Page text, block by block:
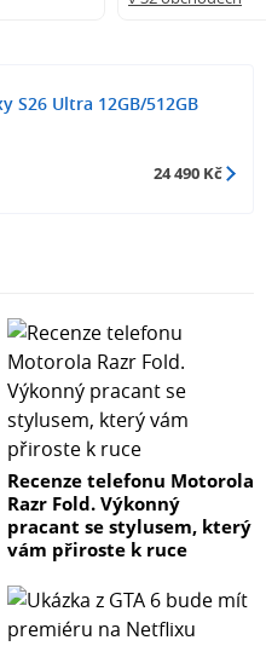
S26 Ultra 12GB/512GB
24 490 Kč
Recenze telefonu Motorola
Razr Fold. Výkonný
pracant se stylusem, který
vám přiroste k ruce